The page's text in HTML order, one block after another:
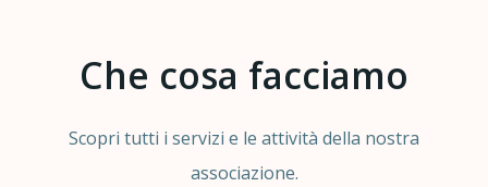
Che cosa facciamo
Scopri tutti i servizi e le attività della nostra
associazione.